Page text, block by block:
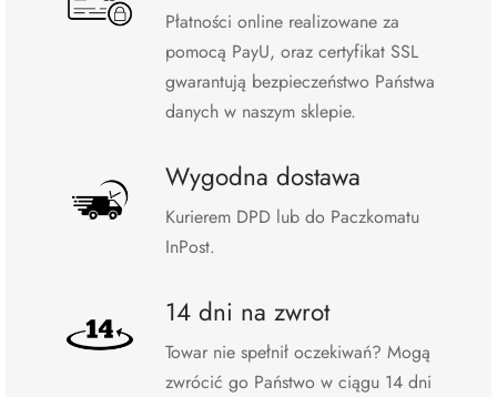
Płatności online realizowane za
pomocą PayU, oraz certyfikat SSL
gwarantują bezpieczeństwo Państwa
danych w naszym sklepie.
Wygodna dostawa
Kurierem DPD lub do Paczkomatu
InPost.
14 dni na zwrot
Towar nie spełnił oczekiwań? Mogą
zwrócić go Państwo w ciągu 14 dni